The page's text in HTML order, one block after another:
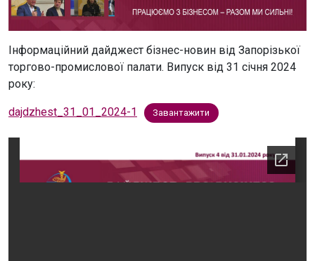
Інформаційний дайджест бізнес-новин від Запорізької
торгово-промислової палати. Випуск від 31 січня 2024
року:
dajdzhest_31_01_2024-1 Завантажити